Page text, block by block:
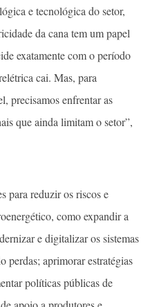
e tecnológica do setor,
da cana tem um papel
exatamente com o período
cai. Mas, para
precisamos enfrentar as
que ainda limitam o setor”,
para reduzir os riscos e
como expandir a
e digitalizar os sistemas
perdas; aprimorar estratégias
políticas públicas de